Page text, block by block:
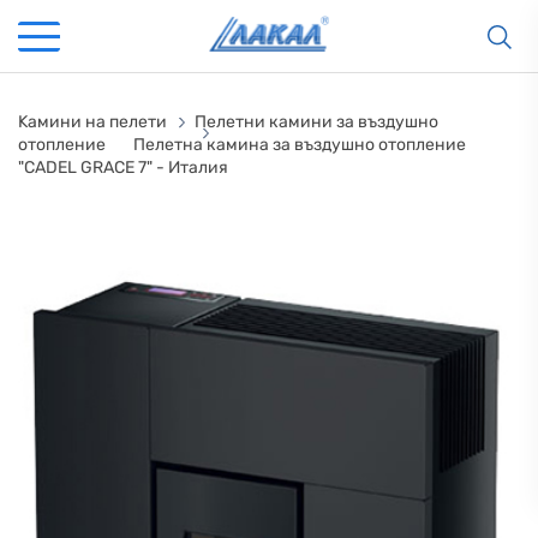
Kамини на пелети
Пелетни камини за въздушно
отопление
Пелетна камина за въздушно отопление
"CADEL GRACE 7" - Италия